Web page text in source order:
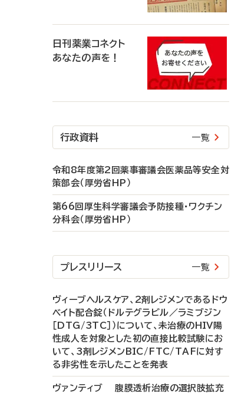
日刊薬業コネクト
あなたの声を！
行政資料 一覧
令和8年度第2回薬事審議会医薬品等安全対
策部会（厚労省HP）
第66回厚生科学審議会予防接種・ワクチン
分科会（厚労省HP）
プレスリリース 一覧
ヴィーブヘルスケア、2剤レジメンであるドウ
ベイト配合錠（ドルテグラビル／ラミブジン
［DTG/3TC］）について、未治療のHIV陽
性成人を対象とした初の直接比較試験にお
いて、3剤レジメンBIC/FTC/TAFに対す
る非劣性を示したことを発表
ヴァンティブ 腹膜透析治療の選択肢拡充